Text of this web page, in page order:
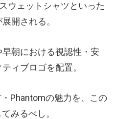
ウェットシャツといった
開される。
朝における視認性・安
ィブロゴを配置。
Phantomの魅力を、この
みるべし。